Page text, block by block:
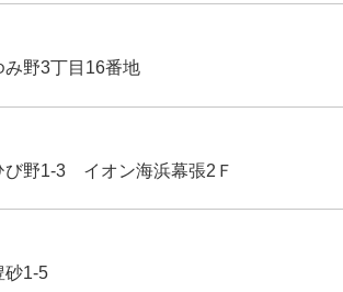
野3丁目16番地
野1-3 イオン海浜幕張2Ｆ
砂1-5